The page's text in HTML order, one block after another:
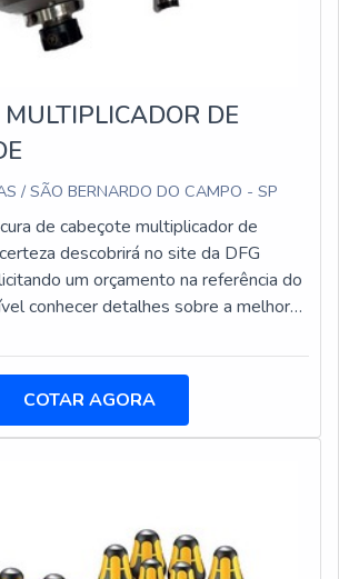
DE
/ SÃO BERNARDO DO CAMPO - SP
de cabeçote multiplicador de
descobrirá no site da DFG
um orçamento na referência do
conhecer detalhes sobre a melhor
de velocidade, com a melhor mão
comprometimento com o resultado
DETALHES SOBRE O CABEÇOTE
as atividades e equipamentos de
isso para garantir que se tenha
COTAR AGORA